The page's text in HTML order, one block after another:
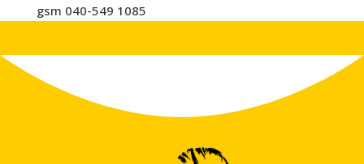
gsm 040-549 1085